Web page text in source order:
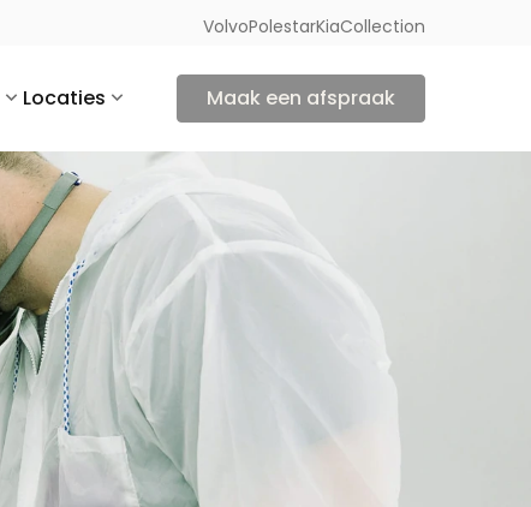
VolvoPolestarKiaCollection
Locaties Maak een afspraak